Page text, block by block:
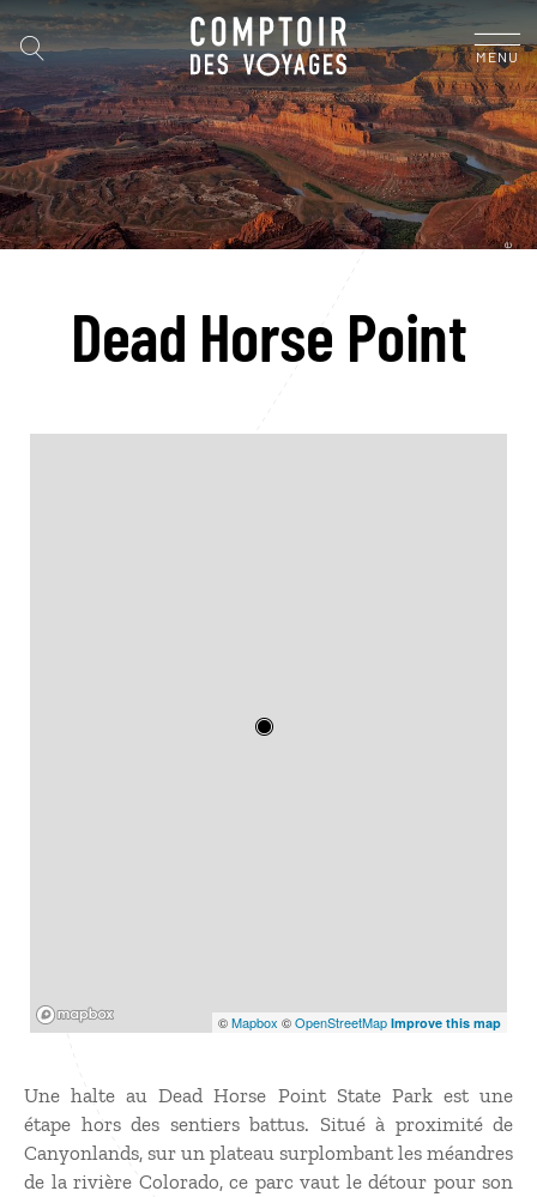
MENU
Dead Horse Point
©Mapbox ©OpenStreetMap Improve this map
Une halte au Dead Horse Point State Park est une
étape hors des sentiers battus. Situé à proximité de
Canyonlands, sur un plateau surplombant les méandres
de la rivière Colorado, ce parc vaut le détour pour son